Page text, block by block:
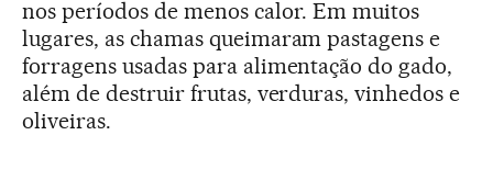
nos períodos de menos calor. Em muitos
lugares, as chamas queimaram pastagens e
forragens usadas para alimentação do gado,
além de destruir frutas, verduras, vinhedos e
oliveiras.